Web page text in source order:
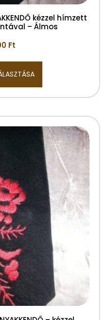
kézzel hímzett
– Álmos
Ft